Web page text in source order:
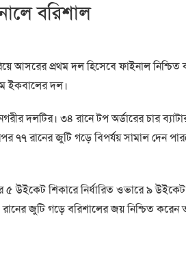
বরিশাল
আসরের প্রথম দল হিসেবে ফাইনাল
ইকবালের দল।
দলটির। ৩৪ রানে টপ অর্ডারের চার
৭৭ রানের জুটি গড়ে বিপর্যয় সামাল দেন
শিকারে নির্ধারিত ওভারে ৯ উইকেট
জুটি গড়ে বরিশালের জয় নিশ্চিত করেন